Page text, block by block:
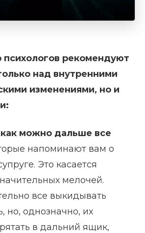
психологов рекомендуют
над внутренними
изменениями, но и
можно дальше все
напоминают вам о
Это касается
мелочей.
все выкидывать
но, однозначно, их
в дальний ящик,